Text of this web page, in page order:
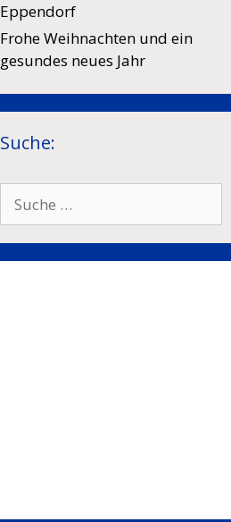
Eppendorf
Frohe Weihnachten und ein
gesundes neues Jahr
Suche:
nach: